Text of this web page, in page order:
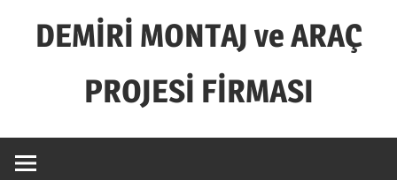
DEMİRİ MONTAJ ve ARAÇ
PROJESİ FİRMASI
İŞİMİZ